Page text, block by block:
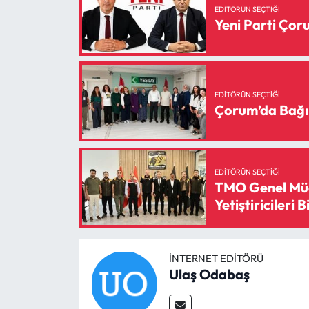
EDITÖRÜN SEÇTIĞI
Yeni Parti
EDITÖRÜN SEÇTIĞI
Çorum’da
EDITÖRÜN SEÇTIĞI
TMO Genel
Yetiştiricileri
İNTERNET EDITÖRÜ
Ulaş Odabaş